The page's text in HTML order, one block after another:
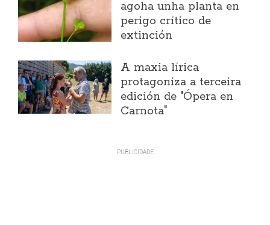
agoha unha planta en
perigo crítico de
extinción
A maxia lírica
protagoniza a terceira
edición de "Ópera en
Carnota"